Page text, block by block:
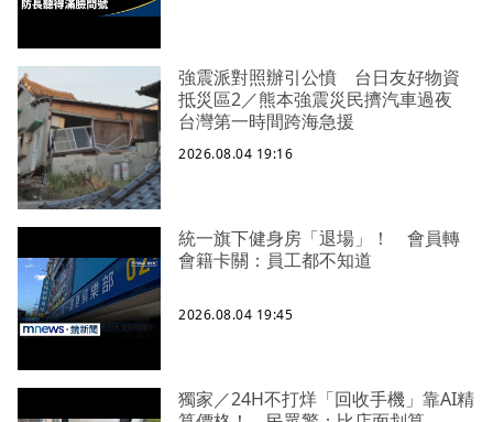
強震派對照辦引公憤 台日友好物資
抵災區2／熊本強震災民擠汽車過夜
台灣第一時間跨海急援
2026.08.04 19:16
統一旗下健身房「退場」！ 會員轉
會籍卡關：員工都不知道
2026.08.04 19:45
獨家／24H不打烊「回收手機」靠AI精